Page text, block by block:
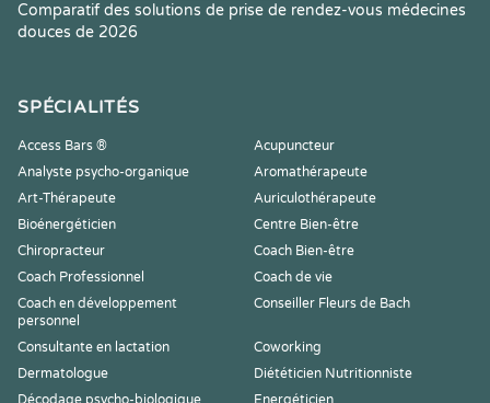
Comparatif des solutions de prise de rendez-vous médecines
douces de 2026
SPÉCIALITÉS
Access Bars ®
Acupuncteur
Analyste psycho-organique
Aromathérapeute
Art-Thérapeute
Auriculothérapeute
Bioénergéticien
Centre Bien-être
Chiropracteur
Coach Bien-être
Coach Professionnel
Coach de vie
Coach en développement
personnel
Conseiller Fleurs de Bach
Consultante en lactation
Coworking
Dermatologue
Diététicien Nutritionniste
Décodage psycho-biologique
Energéticien